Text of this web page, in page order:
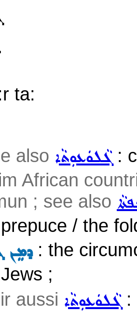
ta:
also ܓܵܠܘܿܥܘܼܬܵܐ:
African
; see also
/ the
ܕܡܸܢ: the
;
aussi ܓܵܠܘܿܥܘܼܬܵܐ: